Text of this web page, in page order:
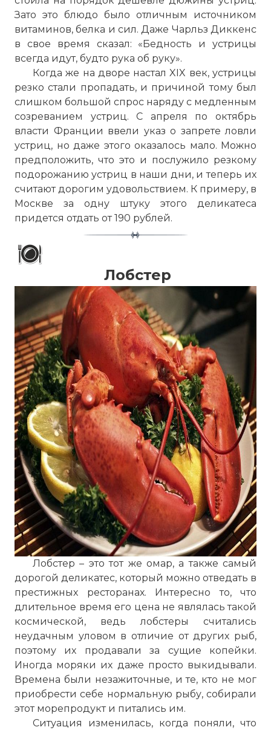
Зато это блюдо было отличным источником
витаминов, белка и сил. Даже Чарльз Диккенс
в свое время сказал: «Бедность и устрицы
всегда идут, будто рука об руку».
Когда же на дворе настал XIX век, устрицы
резко стали пропадать, и причиной тому был
слишком большой спрос наряду с медленным
созреванием устриц. С апреля по октябрь
власти Франции ввели указ о запрете ловли
устриц, но даже этого оказалось мало. Можно
предположить, что это и послужило резкому
подорожанию устриц в наши дни, и теперь их
считают дорогим удовольствием. К примеру, в
Москве за одну штуку этого деликатеса
придется отдать от 190 рублей.
Лобстер
Лобстер – это тот же омар, а также самый
дорогой деликатес, который можно отведать в
престижных ресторанах. Интересно то, что
длительное время его цена не являлась такой
космической, ведь лобстеры считались
неудачным уловом в отличие от других рыб,
поэтому их продавали за сущие копейки.
Иногда моряки их даже просто выкидывали.
Времена были незажиточные, и те, кто не мог
приобрести себе нормальную рыбу, собирали
этот морепродукт и питались им.
Ситуация изменилась, когда поняли, что